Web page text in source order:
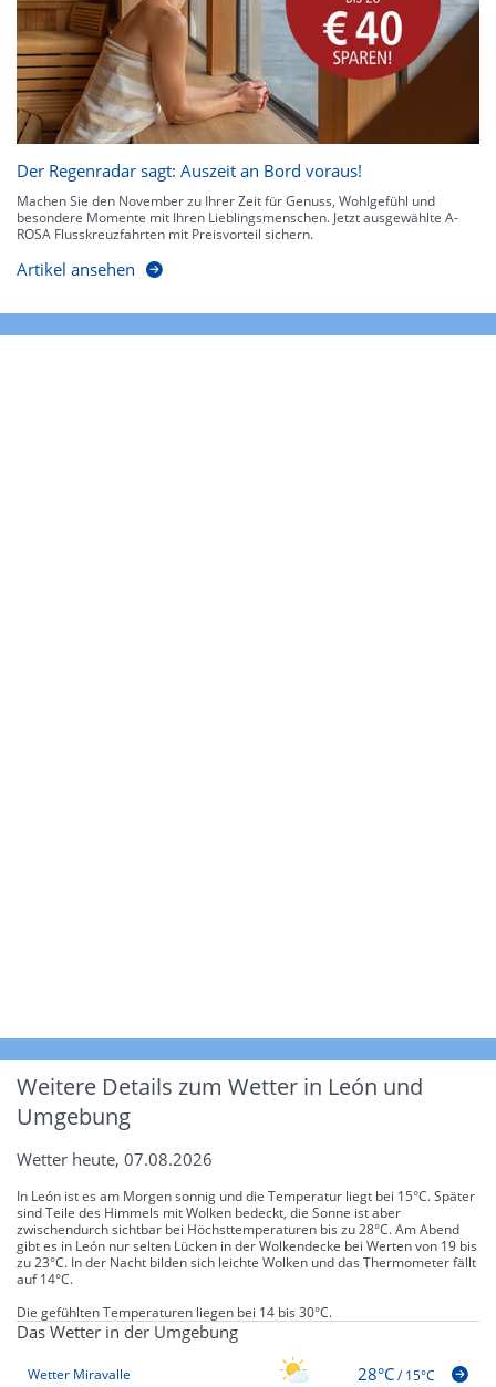
Der Regenradar sagt: Auszeit an Bord voraus!
Machen Sie den November zu Ihrer Zeit für Genuss, Wohlgefühl und
besondere Momente mit Ihren Lieblingsmenschen. Jetzt ausgewählte A-
ROSA Flusskreuzfahrten mit Preisvorteil sichern.
Artikel ansehen
Weitere Details zum Wetter in León und
Umgebung
Wetter heute, 07.08.2026
In León ist es am Morgen sonnig und die Temperatur liegt bei 15°C. Später
sind Teile des Himmels mit Wolken bedeckt, die Sonne ist aber
zwischendurch sichtbar bei Höchsttemperaturen bis zu 28°C. Am Abend
gibt es in León nur selten Lücken in der Wolkendecke bei Werten von 19 bis
zu 23°C. In der Nacht bilden sich leichte Wolken und das Thermometer fällt
auf 14°C.
Die gefühlten Temperaturen liegen bei 14 bis 30°C.
Das Wetter in der Umgebung
Wetter Miravalle 28°C/15°C